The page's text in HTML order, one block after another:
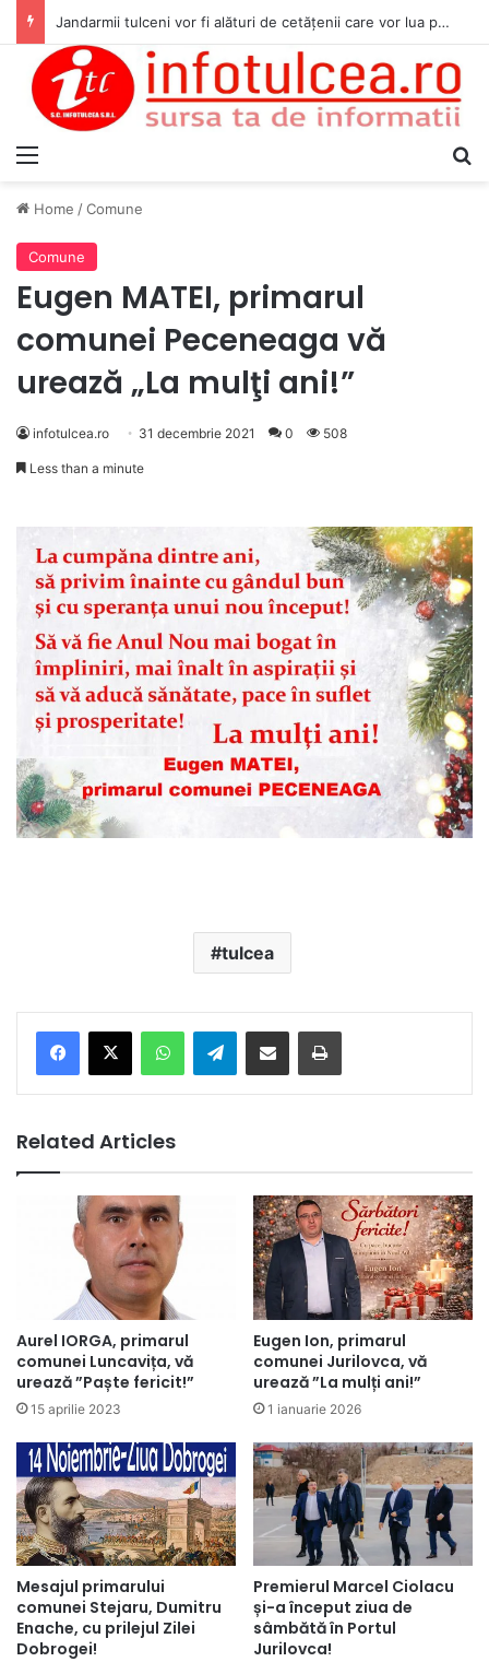
Jandarmii tulceni vor fi alături de cetățenii care vor lua parte la Festivalul Folk Țestos
Home /Comune
Comune
Eugen MATEI, primarul
comunei Peceneaga vă
urează „La mulţi ani!”
infotulcea.ro 31 decembrie 2021 0 508
Less than a minute
tulcea
Telegram
Related Articles
Aurel IORGA, primarul
comunei Luncavița, vă
urează ”Paște fericit!”
15 aprilie 2023
Eugen Ion, primarul
comunei Jurilovca, vă
urează ”La mulți ani!”
1 ianuarie 2026
Mesajul primarului
comunei Stejaru, Dumitru
Enache, cu prilejul Zilei
Dobrogei!
Premierul Marcel Ciolacu
și-a început ziua de
sâmbătă în Portul
Jurilovca!